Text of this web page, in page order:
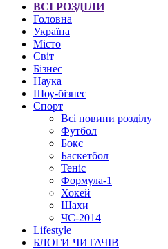
ВСІ РОЗДІЛИ
Головна
Україна
Місто
Світ
Бізнес
Наука
Шоу-бізнес
Спорт
Всі новини розділу
Футбол
Бокс
Баскетбол
Теніс
Формула-1
Хокей
Шахи
ЧС-2014
Lifestyle
БЛОГИ ЧИТАЧІВ